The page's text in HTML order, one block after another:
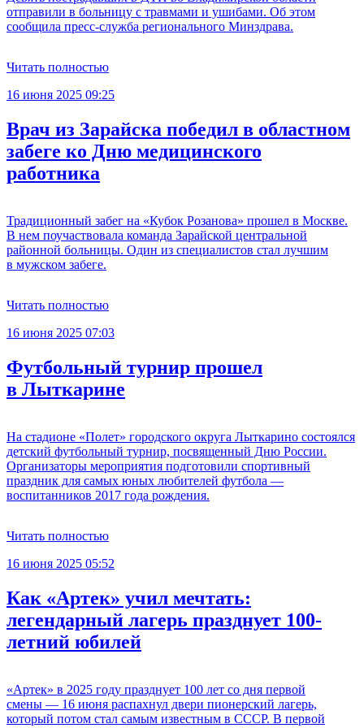
отправили в больницу с травмами и ушибами. Об этом
сообщила пресс-служба регионального Минздрава.
Читать полностью
16 июня 2025 09:25
Врач из Зарайска победил в областном
забеге ко Дню медицинского
работника
Традиционный забег на «Кубок Розанова» прошел в Москве.
В нем поучаствовала команда Зарайской центральной
районной больницы. Один из специалистов стал лучшим
в мужском забеге.
Читать полностью
16 июня 2025 07:03
Футбольный турнир прошел
в Лыткарине
На стадионе «Полет» городского округа Лыткарино состоялся
детский футбольный турнир, посвященный Дню России.
Организаторы мероприятия подготовили спортивный
праздник для самых юных любителей футбола —
воспитанников 2017 года рождения.
Читать полностью
16 июня 2025 05:52
Как «Артек» учил мечтать:
легендарный лагерь празднует 100-
летний юбилей
«Артек» в 2025 году празднует 100 лет со дня первой
смены — 16 июня распахнул двери пионерский лагерь,
который потом стал самым известным в СССР. В первой